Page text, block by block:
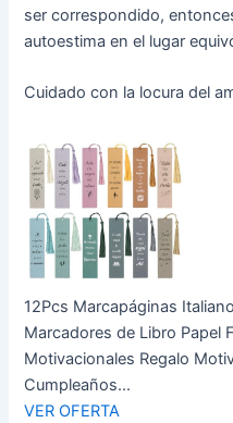
ser correspondido,
autoestima en el lugar
Cuidado con la locura del
12Pcs Marcapáginas
Marcadores de Libro Papel
Motivacionales Regalo
Cumpleaños...
VER OFERTA